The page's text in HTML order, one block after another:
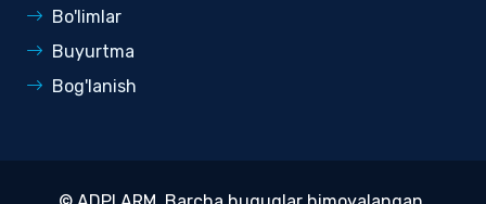
Bo'limlar
Buyurtma
Bog'lanish